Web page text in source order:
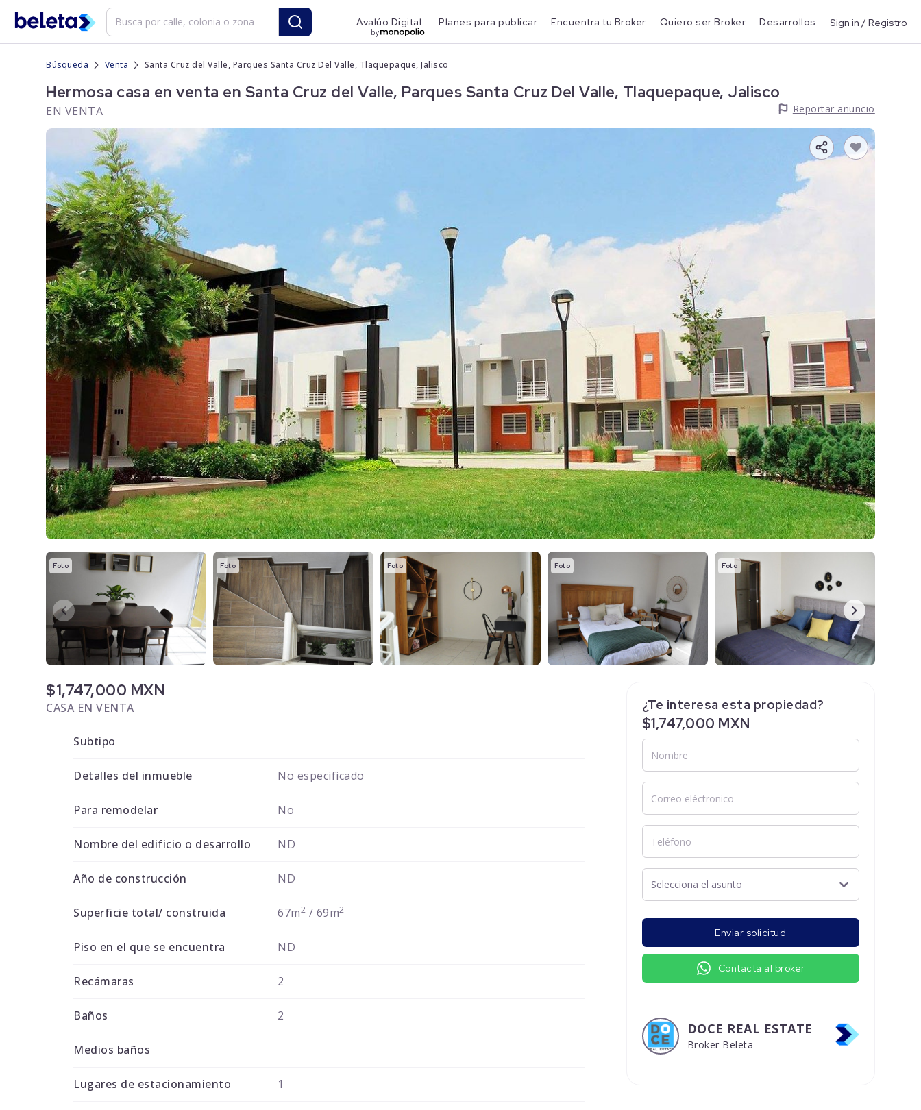
Avalúo Digital
by
Planes para publicar Encuentra tu Broker Quiero ser Broker Desarrollos Sign in / Registro
Búsqueda Venta Santa Cruz del Valle, Parques Santa Cruz Del Valle, Tlaquepaque, Jalisco
Hermosa casa en venta en Santa Cruz del Valle, Parques Santa Cruz Del Valle, Tlaquepaque, Jalisco
EN VENTA Reportar anuncio
Foto Foto Foto Foto Foto
$1,747,000 MXN
CASA EN VENTA
Subtipo
Detalles del inmueble No especificado
Para remodelar No
Nombre del edificio o desarrollo ND
Año de construcción ND
Superficie total/ construida 67m2 / 69m2
Piso en el que se encuentra ND
Recámaras 2
Baños 2
Medios baños
Lugares de estacionamiento 1
¿Te interesa esta propiedad?
$1,747,000 MXN
Enviar solicitud
Contacta al broker
DOCE REAL ESTATE
Broker Beleta